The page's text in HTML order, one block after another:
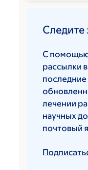
Следите
С
рассылки
последние
лечении
научных
почтовый